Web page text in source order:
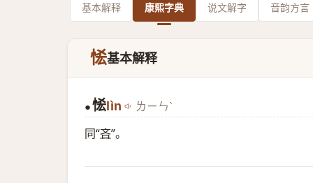
基本解释 康熙字典 说文解字 音韵方言
恡基本解释
● 恡 lìn ㄌㄧㄣˋ
同“吝”。